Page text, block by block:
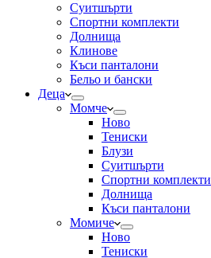
Суитшърти
Спортни комплекти
Долнища
Клинове
Къси панталони
Бельо и бански
Деца
Момче
Ново
Тениски
Блузи
Суитшърти
Спортни комплекти
Долнища
Къси панталони
Момиче
Ново
Тениски